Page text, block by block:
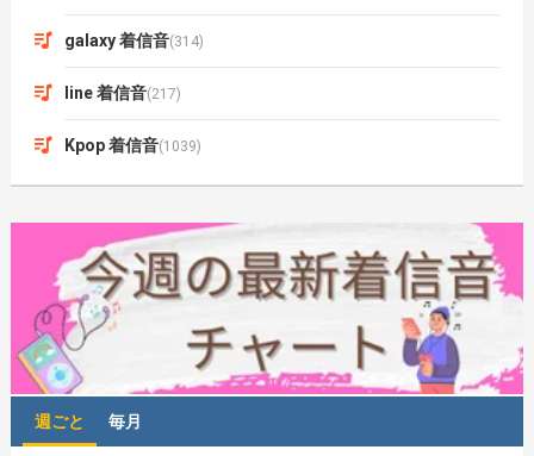
galaxy 着信音(314)
line 着信音(217)
Kpop 着信音(1039)
週ごと 毎月